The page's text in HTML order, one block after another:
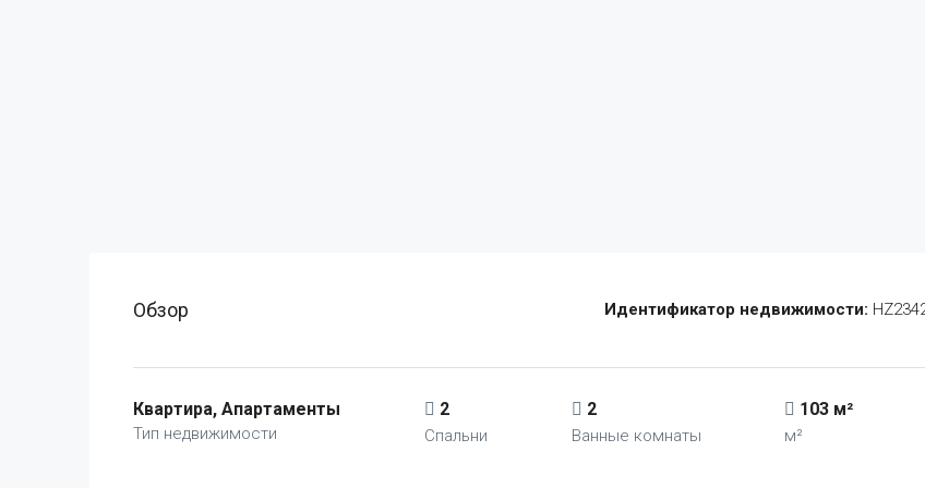
Обзор Идентификатор недвижимости:
Квартира, Апартаменты
Тип недвижимости
2
Спальни
2
Ванные комнаты
103 м²
м²